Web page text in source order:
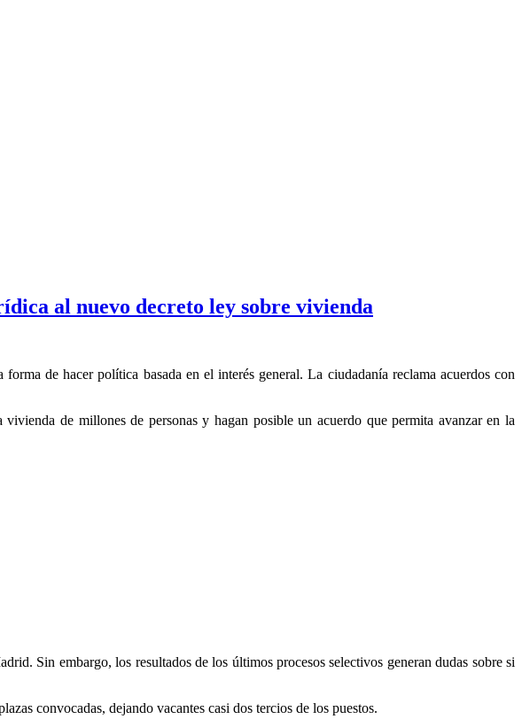
al nuevo decreto ley sobre vivienda
de hacer política basada en el interés general. La ciudadanía reclama acuerdos con
de millones de personas y hagan posible un acuerdo que permita avanzar en la
Sin embargo, los resultados de los últimos procesos selectivos generan dudas sobre si
convocadas, dejando vacantes casi dos tercios de los puestos.